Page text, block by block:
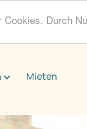
Durch
Mieten